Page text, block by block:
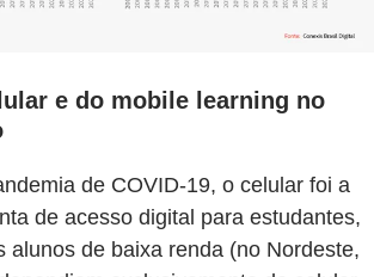
e do mobile learning no
de COVID-19, o celular foi a
de acesso digital para estudantes,
alunos de baixa renda (no Nordeste,